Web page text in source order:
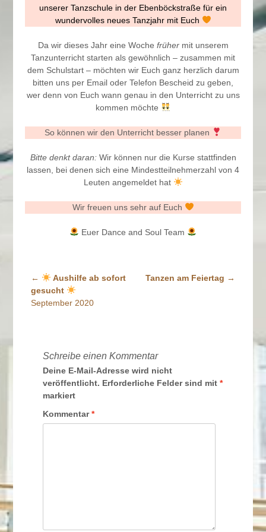
unserer Tanzschule in der Ebenböckstraße für ein
wundervolles neues Tanzjahr mit Euch
Da wir dieses Jahr eine Woche früher mit unserem
Tanzunterricht starten als gewöhnlich – zusammen mit
dem Schulstart – möchten wir Euch ganz herzlich darum
bitten uns per Email oder Telefon Bescheid zu geben,
wer denn von Euch wann genau in den Unterricht zu uns
kommen möchte
So können wir den Unterricht besser planen
Bitte denkt daran:Wir können nur die Kurse stattfinden
lassen, bei denen sich eine Mindestteilnehmerzahl von 4
Leuten angemeldet hat
Wir freuen uns sehr auf Euch
Euer Dance and Soul Team
Beitrags-
Navigation
←
Aushilfe ab sofort
gesucht
September 2020
Tanzen am Feiertag →
Schreibe einen Kommentar
Deine E-Mail-Adresse wird nicht
veröffentlicht. Erforderliche Felder sind mit*
markiert
Kommentar*